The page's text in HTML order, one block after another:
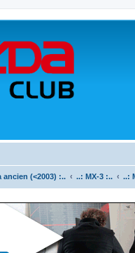
ancien (<2003) :.. ..: MX-3 :.. ..: